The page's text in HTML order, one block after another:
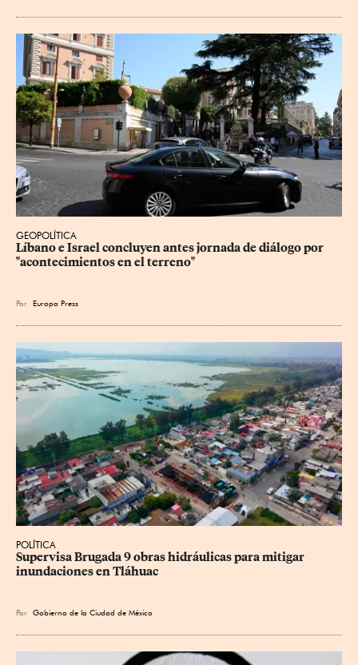
GEOPOLÍTICA
Líbano e Israel concluyen antes jornada de diálogo por
"acontecimientos en el terreno"
Por Europa Press
POLÍTICA
Supervisa Brugada 9 obras hidráulicas para mitigar
inundaciones en Tláhuac
Por Gobierno de la Ciudad de México